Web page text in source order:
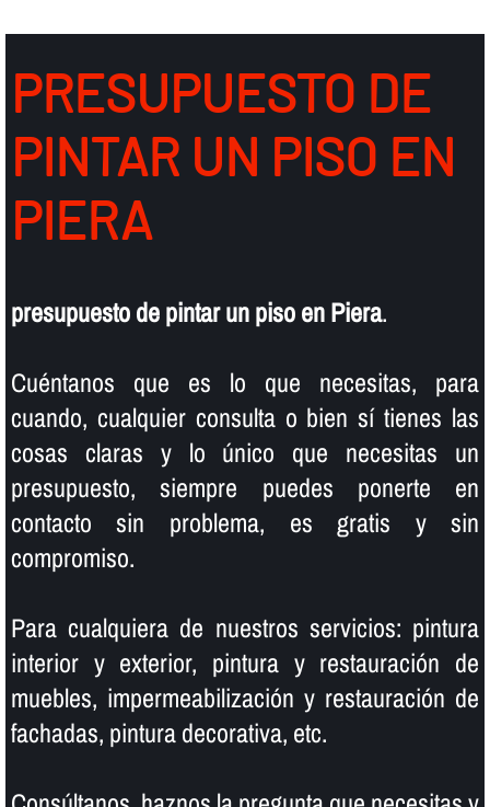
PRESUPUESTO DE
PINTAR UN PISO EN
PIERA
presupuesto de pintar un piso en Piera.
Cuéntanos que es lo que necesitas, para
cuando, cualquier consulta o bien sí­ tienes las
cosas claras y lo único que necesitas un
presupuesto, siempre puedes ponerte en
contacto sin problema, es gratis y sin
compromiso.
Para cualquiera de nuestros servicios: pintura
interior y exterior, pintura y restauración de
muebles, impermeabilización y restauración de
fachadas, pintura decorativa, etc.